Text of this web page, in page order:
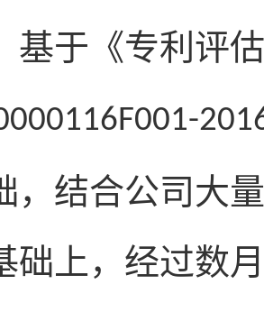
基于《专利评
，结合公司大
础上，经过数